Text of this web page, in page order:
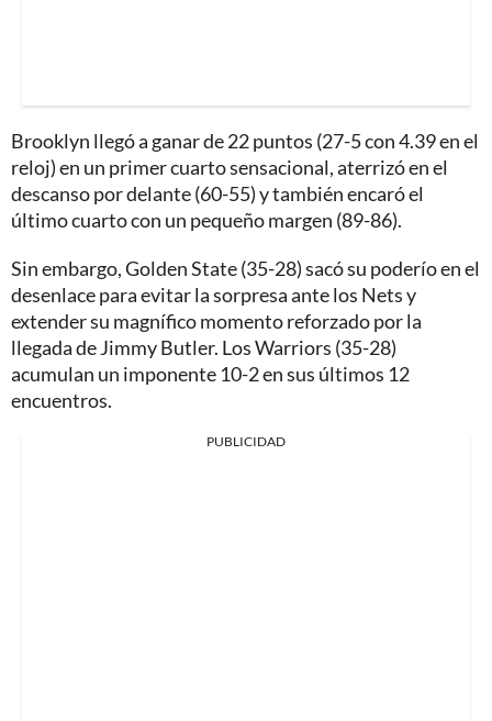
Brooklyn llegó a ganar de 22 puntos (27-5 con 4.39 en el
reloj) en un primer cuarto sensacional, aterrizó en el
descanso por delante (60-55) y también encaró el
último cuarto con un pequeño margen (89-86).
Sin embargo, Golden State (35-28) sacó su poderío en el
desenlace para evitar la sorpresa ante los Nets y
extender su magnífico momento reforzado por la
llegada de Jimmy Butler. Los Warriors (35-28)
acumulan un imponente 10-2 en sus últimos 12
encuentros.
PUBLICIDAD